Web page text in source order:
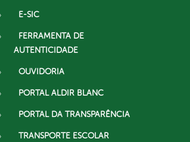
E-SIC
FERRAMENTA DE
AUTENTICIDADE
OUVIDORIA
PORTAL ALDIR BLANC
PORTAL DA TRANSPARÊNCIA
TRANSPORTE ESCOLAR